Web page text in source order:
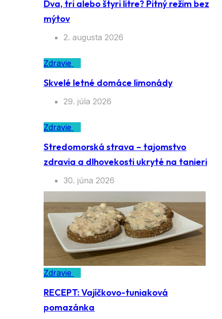
Dva, tri alebo štyri litre? Pitný režim bez
mýtov
2. augusta 2026
Zdravie
Skvelé letné domáce limonády
29. júla 2026
Zdravie
Stredomorská strava – tajomstvo
zdravia a dlhovekosti ukryté na tanieri
30. júna 2026
Zdravie
RECEPT: Vajíčkovo-tuniaková
pomazánka